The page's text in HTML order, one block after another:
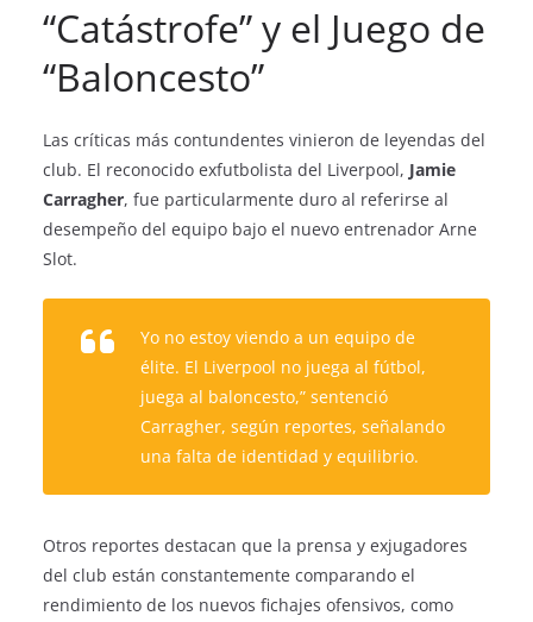
“Catástrofe” y el Juego de
“Baloncesto”
Las críticas más contundentes vinieron de leyendas del
club. El reconocido exfutbolista del Liverpool, Jamie
Carragher, fue particularmente duro al referirse al
desempeño del equipo bajo el nuevo entrenador Arne
Slot.
Yo no estoy viendo a un equipo de
élite. El Liverpool no juega al fútbol,
juega al baloncesto,” sentenció
Carragher, según reportes, señalando
una falta de identidad y equilibrio.
Otros reportes destacan que la prensa y exjugadores
del club están constantemente comparando el
rendimiento de los nuevos fichajes ofensivos, como